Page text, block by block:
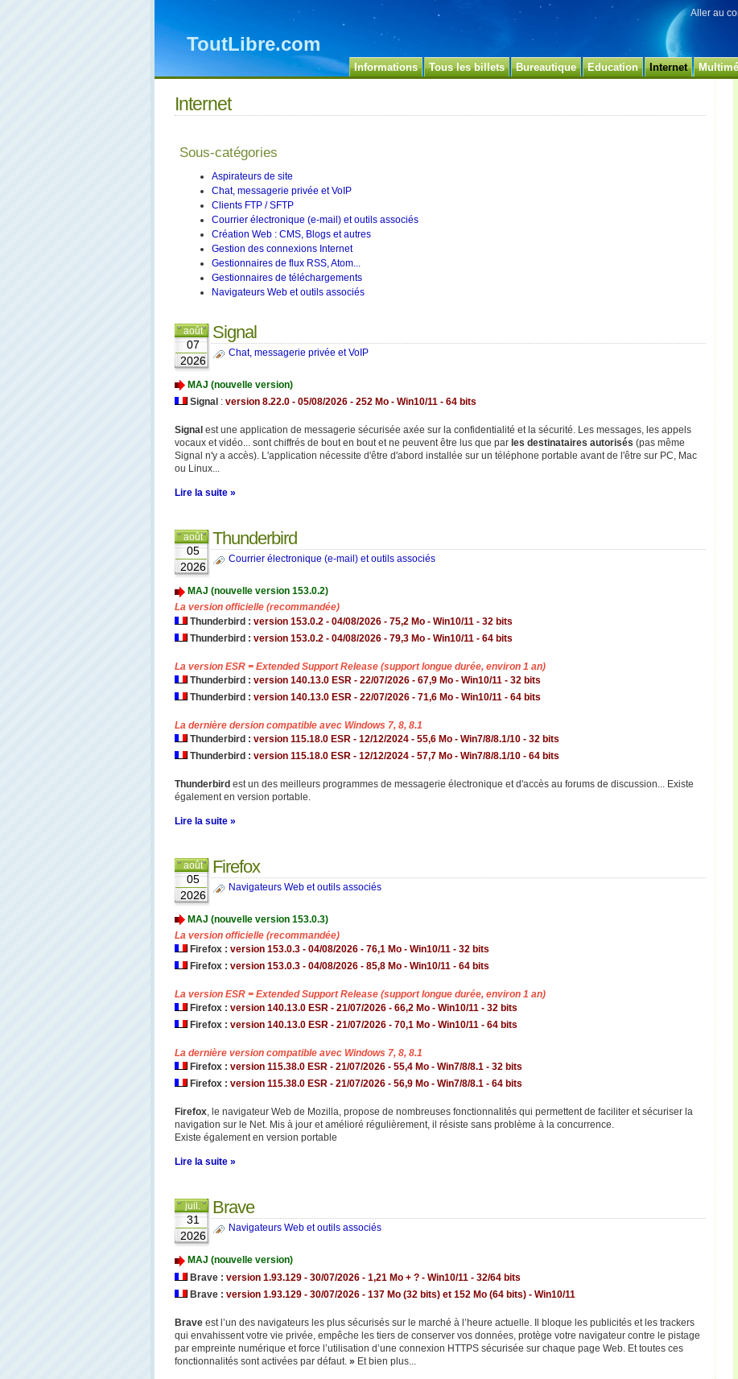
ToutLibre.com
Aller au
Informations Tous les billets Bureautique Education Internet
Internet
Sous-catégories
Aspirateurs de site
Chat, messagerie privée et VoIP
Clients FTP / SFTP
Courrier électronique (e-mail) et outils associés
Création Web : CMS, Blogs et autres
Gestion des connexions Internet
Gestionnaires de flux RSS, Atom...
Gestionnaires de téléchargements
Navigateurs Web et outils associés
août
07
2026
Signal
Chat, messagerie privée et VoIP
MAJ (nouvelle version)
Signal : version 8.22.0 - 05/08/2026 - 252 Mo - Win10/11 - 64 bits
Signal est une application de messagerie sécurisée axée sur la confidentialité et la sécurité. Les messages, les appels
vocaux et vidéo... sont chiffrés de bout en bout et ne peuvent être lus que par les destinataires autorisés (pas même
Signal n'y a accès). L'application nécessite d'être d'abord installée sur un téléphone portable avant de l'être sur PC, Mac
ou Linux...
Lire la suite »
août
05
2026
Thunderbird
Courrier électronique (e-mail) et outils associés
MAJ (nouvelle version 153.0.2)
La version officielle (recommandée)
Thunderbird : version 153.0.2 - 04/08/2026 - 75,2 Mo - Win10/11 - 32 bits
Thunderbird : version 153.0.2 - 04/08/2026 - 79,3 Mo - Win10/11 - 64 bits
La version ESR = Extended Support Release (support longue durée, environ 1 an)
Thunderbird : version 140.13.0 ESR - 22/07/2026 - 67,9 Mo - Win10/11 - 32 bits
Thunderbird : version 140.13.0 ESR - 22/07/2026 - 71,6 Mo - Win10/11 - 64 bits
La dernière dersion compatible avec Windows 7, 8, 8.1
Thunderbird : version 115.18.0 ESR - 12/12/2024 - 55,6 Mo - Win7/8/8.1/10 - 32 bits
Thunderbird : version 115.18.0 ESR - 12/12/2024 - 57,7 Mo - Win7/8/8.1/10 - 64 bits
Thunderbird est un des meilleurs programmes de messagerie électronique et d'accès au forums de discussion... Existe
également en version portable.
Lire la suite »
août
05
2026
Firefox
Navigateurs Web et outils associés
MAJ (nouvelle version 153.0.3)
La version officielle (recommandée)
Firefox : version 153.0.3 - 04/08/2026 - 76,1 Mo - Win10/11 - 32 bits
Firefox : version 153.0.3 - 04/08/2026 - 85,8 Mo - Win10/11 - 64 bits
La version ESR = Extended Support Release (support longue durée, environ 1 an)
Firefox : version 140.13.0 ESR - 21/07/2026 - 66,2 Mo - Win10/11 - 32 bits
Firefox : version 140.13.0 ESR - 21/07/2026 - 70,1 Mo - Win10/11 - 64 bits
La dernière version compatible avec Windows 7, 8, 8.1
Firefox : version 115.38.0 ESR - 21/07/2026 - 55,4 Mo - Win7/8/8.1 - 32 bits
Firefox : version 115.38.0 ESR - 21/07/2026 - 56,9 Mo - Win7/8/8.1 - 64 bits
Firefox, le navigateur Web de Mozilla, propose de nombreuses fonctionnalités qui permettent de faciliter et sécuriser la
navigation sur le Net. Mis à jour et amélioré régulièrement, il résiste sans problème à la concurrence.
Existe également en version portable
Lire la suite »
juil.
31
2026
Brave
Navigateurs Web et outils associés
MAJ (nouvelle version)
Brave : version 1.93.129 - 30/07/2026 - 1,21 Mo + ? - Win10/11 - 32/64 bits
Brave : version 1.93.129 - 30/07/2026 - 137 Mo (32 bits) et 152 Mo (64 bits) - Win10/11
Brave est l’un des navigateurs les plus sécurisés sur le marché à l’heure actuelle. Il bloque les publicités et les trackers
qui envahissent votre vie privée, empêche les tiers de conserver vos données, protège votre navigateur contre le pistage
par empreinte numérique et force l’utilisation d’une connexion HTTPS sécurisée sur chaque page Web. Et toutes ces
fonctionnalités sont activées par défaut. » Et bien plus...